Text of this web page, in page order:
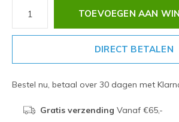
TOEVOEGEN AAN
DIRECT BETALEN
Bestel nu, betaal over 30 dagen met
Gratis verzending Vanaf €65,-